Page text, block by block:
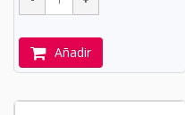
Añadir